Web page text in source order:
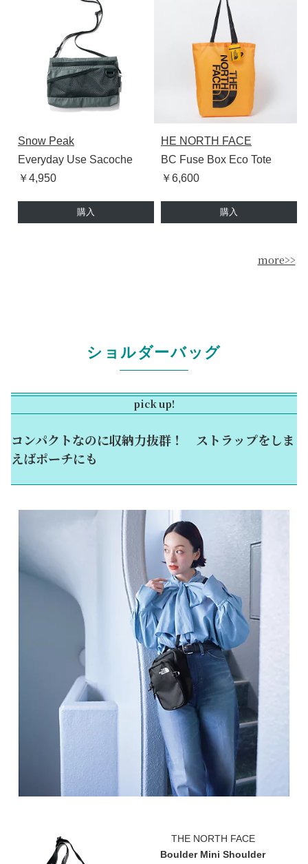
Snow Peak
Everyday Use Sacoche
￥4,950
購入
HE NORTH FACE
BC Fuse Box Eco Tote
￥6,600
購入
more>>
ショルダーバッグ
pick up!
コンパクトなのに収納力抜群！ ストラップをしま
えばポーチにも
THE NORTH FACE
Boulder Mini Shoulder